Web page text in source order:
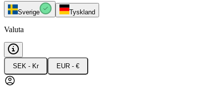
Sverige Tyskland
Valuta
SEK - Kr EUR - €